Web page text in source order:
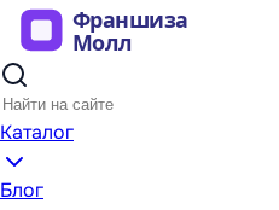
Каталог
Блог